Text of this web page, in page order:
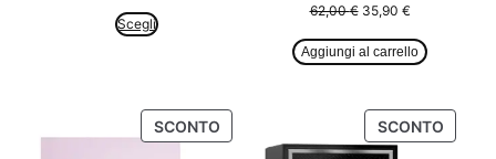
Scegli
62,00€ Il
originale
era:
35,90 €Il
attuale
è:
Aggiungi al carrello
SCONTOPRODOTTO
IN
SCONTO
IN